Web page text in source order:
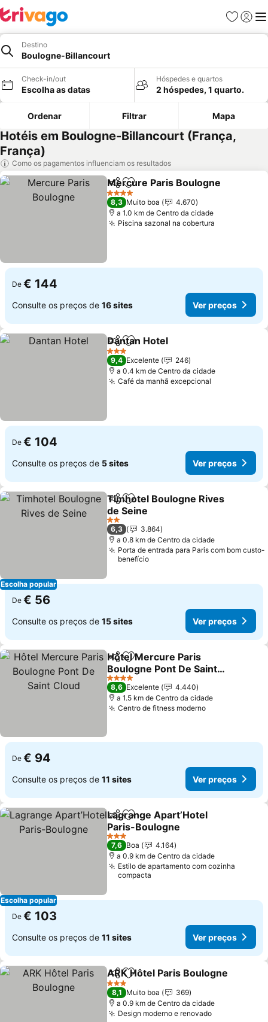
Favoritos
Iniciar
Destino
Boulogne-Billancourt
Check-in/out
Escolha as datas
Hóspedes e quartos
2 hóspedes, 1 quarto.
Ordenar Filtrar Mapa
Hotéis em Boulogne-Billancourt (França,
França)
Como os pagamentos influenciam os resultados
PartilharAdicionar aos favoritos
Mercure Paris Boulogne
4 Estrelas
8,3 Muito boa
4.670
a 1.0 km de Centro da cidade
Piscina sazonal na cobertura
De € 144
Consulte os preços de 16 sites Ver preços
PartilharAdicionar aos favoritos
Dantan Hotel
3 Estrelas
9,4 Excelente
246
a 0.4 km de Centro da cidade
Café da manhã excepcional
De € 104
Consulte os preços de 5 sites Ver preços
Escolha popular
PartilharAdicionar aos favoritos
Timhotel Boulogne Rives
de Seine
Ver preços
2 Estrelas
6,3
3.864
a 0.8 km de Centro da cidade
Porta de entrada para Paris com bom custo-
benefício
De € 56
Consulte os preços de 15 sites Ver preços
PartilharAdicionar aos favoritos
Hôtel Mercure Paris
Boulogne Pont De Saint
Cloud
Ver preços
4 Estrelas
8,6 Excelente
4.440
a 1.5 km de Centro da cidade
Centro de fitness modernoVer preços
De € 94
Consulte os preços de 11 sites Ver preços
Escolha popular
PartilharAdicionar aos favoritos
Lagrange Apart’Hotel
Paris-Boulogne
Ver preços
3 Estrelas
7,6 Boa
4.164
a 0.9 km de Centro da cidade
Estilo de apartamento com cozinha
compacta
De € 103
Consulte os preços de 11 sites Ver preços
PartilharAdicionar aos favoritos
ARK Hôtel Paris Boulogne
3 Estrelas
8,1 Muito boa
369
a 0.9 km de Centro da cidade
Design moderno e renovadoVer preços